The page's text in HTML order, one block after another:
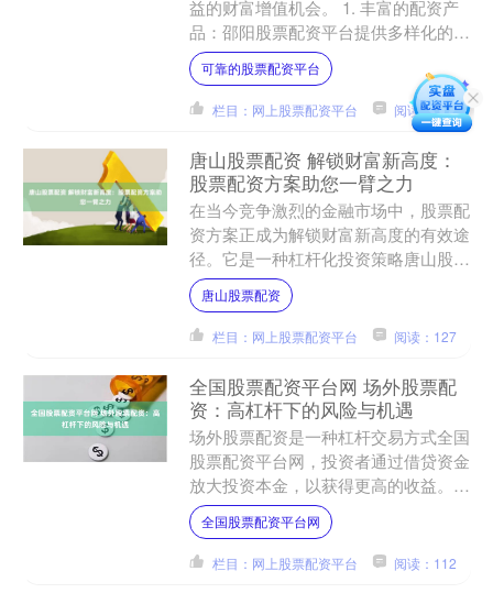
益的财富增值机会。 1. 丰富的配资产
品：邵阳股票配资平台提供多样化的配
资产品，包括股票配资、期货配资、外
汇配资等，满足不同投....
可靠的股票配资平台
栏目：网上股票配资平台 阅读：106
唐山股票配资 解锁财富新高度：
股票配资方案助您一臂之力
在当今竞争激烈的金融市场中，股票配
资方案正成为解锁财富新高度的有效途
径。它是一种杠杆化投资策略唐山股票
配资，允许投资者利用借贷资金放大其
投资组合。 * **放大....
唐山股票配资
栏目：网上股票配资平台 阅读：127
全国股票配资平台网 场外股票配
资：高杠杆下的风险与机遇
场外股票配资是一种杠杆交易方式全国
股票配资平台网，投资者通过借贷资金
放大投资本金，以获得更高的收益。然
而，高杠杆也伴随着巨大的风险。 辽
阳股票配资平台拥有经验丰....
全国股票配资平台网
栏目：网上股票配资平台 阅读：112